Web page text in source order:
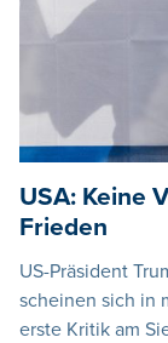
USA: Keine
Frieden
US-Präsident
scheinen sich in
erste Kritik am